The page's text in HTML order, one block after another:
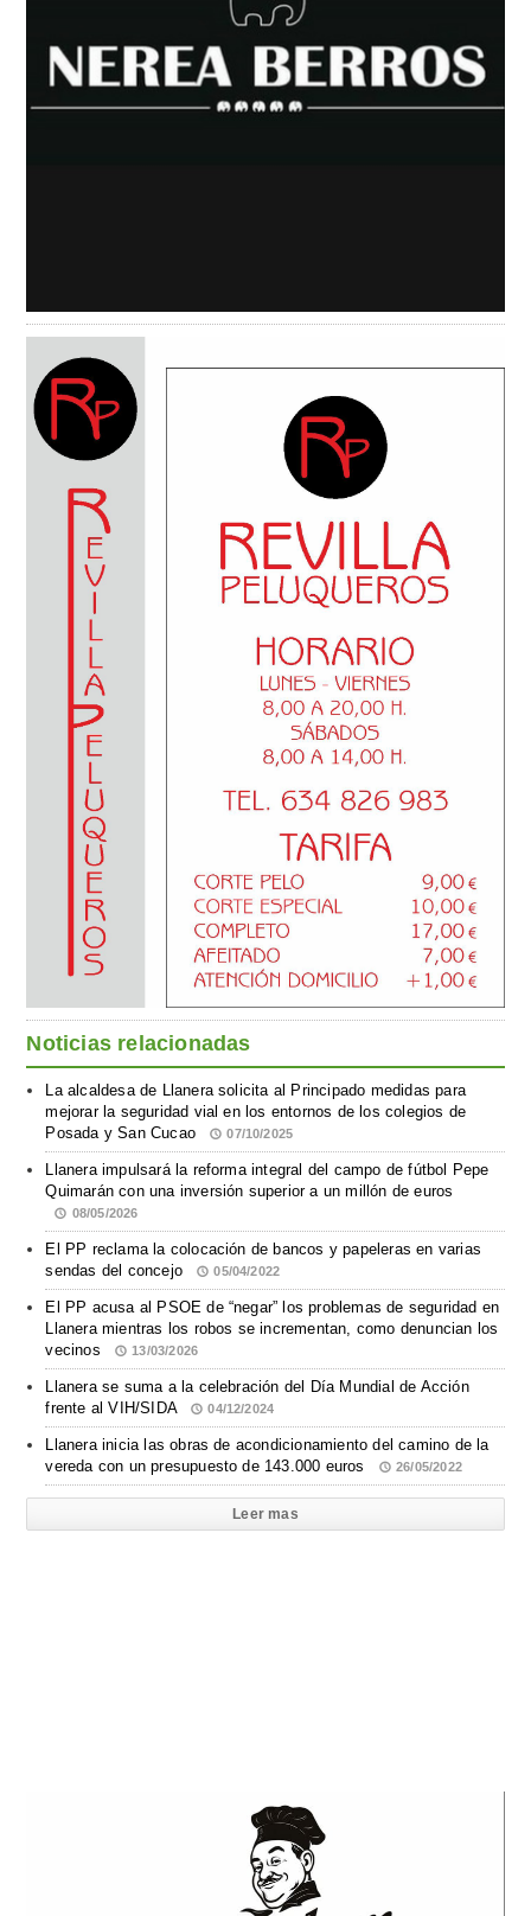
Noticias relacionadas
La alcaldesa de Llanera solicita al Principado medidas para
mejorar la seguridad vial en los entornos de los colegios de
Posada y San Cucao
07/10/2025
Llanera impulsará la reforma integral del campo de fútbol Pepe
Quimarán con una inversión superior a un millón de euros
08/05/2026
El PP reclama la colocación de bancos y papeleras en varias
sendas del concejo
05/04/2022
El PP acusa al PSOE de “negar” los problemas de seguridad en
Llanera mientras los robos se incrementan, como denuncian los
vecinos
13/03/2026
Llanera se suma a la celebración del Día Mundial de Acción
frente al VIH/SIDA
04/12/2024
Llanera inicia las obras de acondicionamiento del camino de la
vereda con un presupuesto de 143.000 euros
26/05/2022
Leer mas